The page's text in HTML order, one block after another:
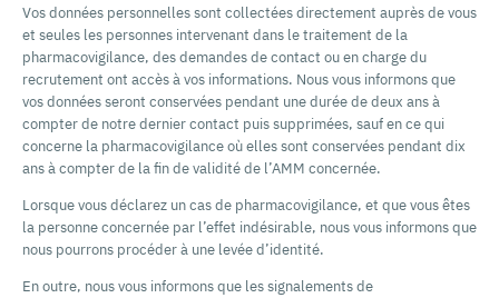
Vos données personnelles sont collectées directement auprès de vous
et seules les personnes intervenant dans le traitement de la
pharmacovigilance, des demandes de contact ou en charge du
recrutement ont accès à vos informations. Nous vous informons que
vos données seront conservées pendant une durée de deux ans à
compter de notre dernier contact puis supprimées, sauf en ce qui
concerne la pharmacovigilance où elles sont conservées pendant dix
ans à compter de la fin de validité de l’AMM concernée.
Lorsque vous déclarez un cas de pharmacovigilance, et que vous êtes
la personne concernée par l’effet indésirable, nous vous informons que
nous pourrons procéder à une levée d’identité.
En outre, nous vous informons que les signalements de